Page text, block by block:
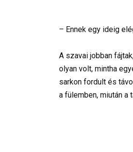
– Ennek egy ideig
A szavai jobban
olyan volt, mintha
sarkon fordult és
a fülemben, miután a